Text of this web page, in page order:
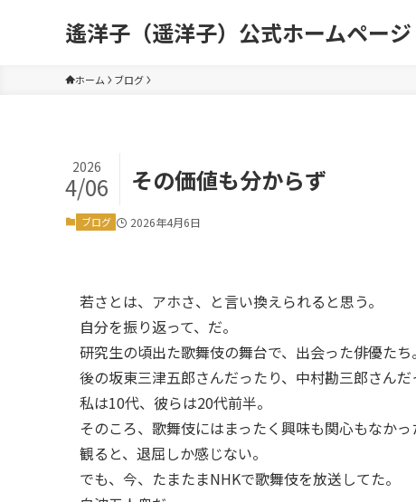
遙洋子（遥洋子）公式ホームページ
ホーム ブログ
その価値も分からず
2026
4/06
ブログ 2026年4月6日
若さとは、アホさ、と言い換えられると思う。
自分を振り返って、だ。
研究生の頃出た歌舞伎の舞台で、出会った俳優たち。
後の坂東三津五郎さんだったり、中村勘三郎さんだ
私は10代、彼らは20代前半。
そのころ、歌舞伎にはまったく興味も関心もなかっ
観ると、退屈しか感じない。
でも、今、たまたまNHKで歌舞伎を放送してた。